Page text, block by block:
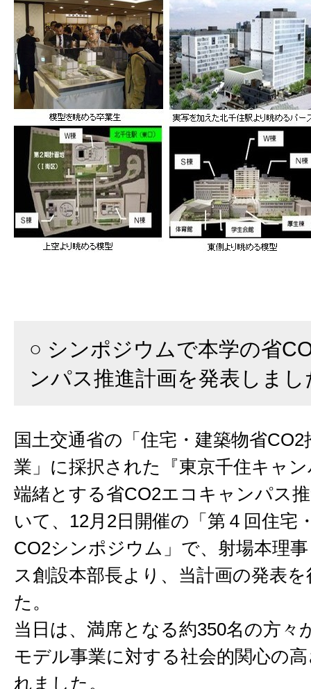
○ シンポジウムで本学の省
ンパス推進計画を発表しまし
国土交通省の「住宅・建築物省
業」に採択された『東京千住キャ
端緒とする省CO2エコキャンパス
いて、12月2日開催の「第４回住宅
CO2シンポジウム」で、射場本理
ス創設本部長より、当計画の発表
た。
当日は、満席となる約350名の方々
モデル事業に対する社会的関心の
れました。